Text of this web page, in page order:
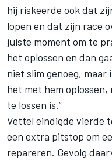
hij riskeerde ook dat
lopen en dat zijn race
juiste moment om te
het oplossen en dan
niet slim genoeg, maar
het met hem
te lossen is.”
Vettel eindigde vierde
een extra pitstop om
repareren. Gevolg